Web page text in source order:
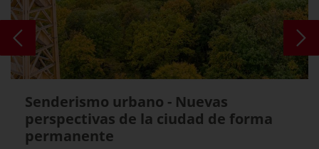
Senderismo urbano - Nuevas
perspectivas de la ciudad de forma
permanente